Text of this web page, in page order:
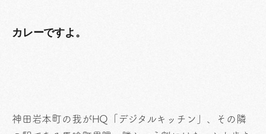
カレーですよ。
神田岩本町の我がHQ「デジタルキッチン」、その隣